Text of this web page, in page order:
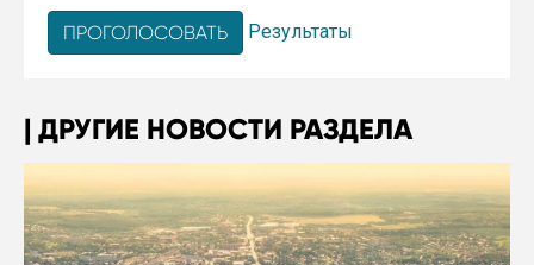
Результаты
ДРУГИЕ НОВОСТИ РАЗДЕЛА